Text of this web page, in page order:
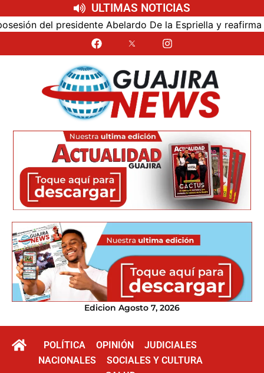
ULTIMAS NOTICIAS
del presidente Abelardo De la Espriella y reafirma su
Edicion Agosto 7, 2026
POLÍTICA OPINIÓN
JUDICIALES
NACIONALES
SOCIALES Y CULTURA